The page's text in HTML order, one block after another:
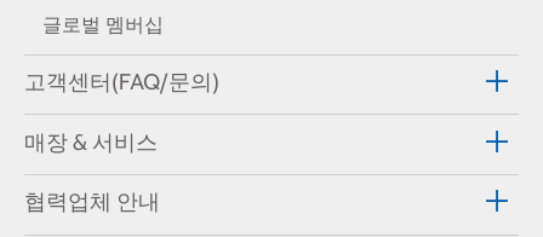
글로벌 멤버십
고객센터(FAQ/문의)
매장 & 서비스
협력업체 안내